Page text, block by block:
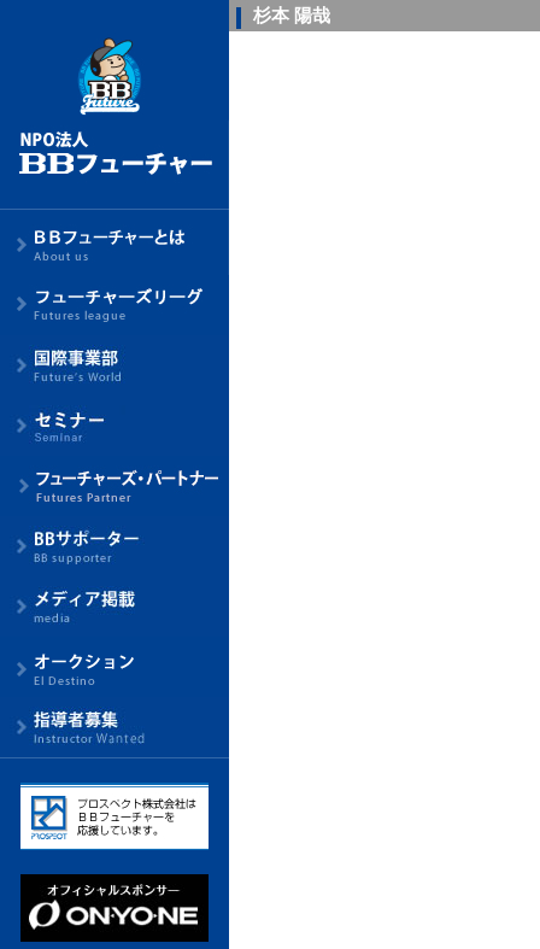
杉本 陽哉